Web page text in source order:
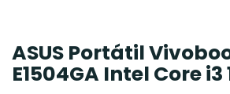
ASUS Portátil
E1504GA Intel Core i3